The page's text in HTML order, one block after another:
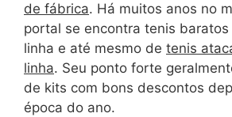
de fábrica. Há muitos anos no
portal se encontra tenis
linha e até mesmo de tenis
linha. Seu ponto forte
de kits com bons descontos
época do ano.